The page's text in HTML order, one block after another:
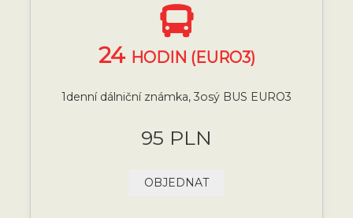
24 HODIN (EURO3)
1denní dálniční známka, 3osý BUS EURO3
95 PLN
OBJEDNAT